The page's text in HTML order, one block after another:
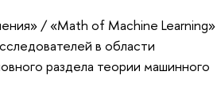
/ «Math of Machine Learning»
в области
раздела теории машинного